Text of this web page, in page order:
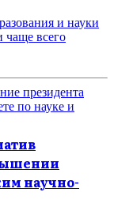
и науки
чаще всего
научно-